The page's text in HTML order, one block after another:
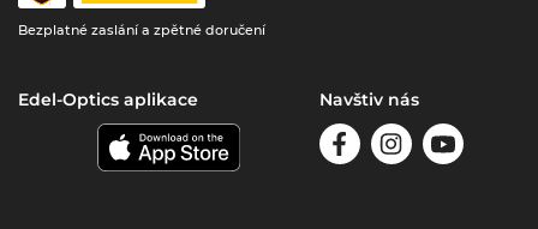
Bezplatné zaslání a zpětné doručení
Edel-Optics aplikace Navštiv nás